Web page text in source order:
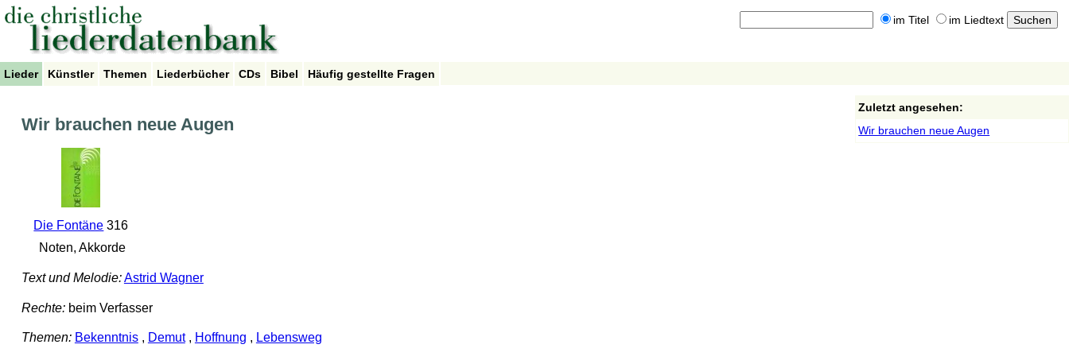
im Titel im Liedtext
Lieder Künstler Themen Liederbücher CDs Bibel Häufig gestellte Fragen
Wir brauchen neue Augen
Die Fontäne 316
Noten, Akkorde
Text und Melodie:Astrid Wagner
Rechte:beim Verfasser
Themen: Bekenntnis, Demut, Hoffnung , Lebensweg
Zuletzt angesehen:
Wir brauchen neue Augen